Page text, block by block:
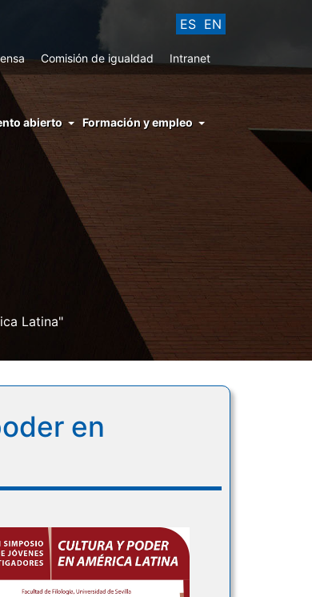
ES EN
Comisión de igualdad Intranet
abierto Formación y empleo
Latina"
en